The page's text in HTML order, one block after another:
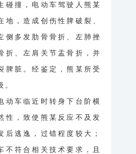
碰撞，电动车驾驶人熊某
地，造成创伤性脾破裂、
侧多发肋骨骨折、左肺挫
折、左肩关节盂骨折，并
脾脏。经鉴定，熊某所受
。
车临近时转身下台阶横
性，致使熊某反应不及发
后逃逸，过错程度较大；
不符合相关技术要求，且